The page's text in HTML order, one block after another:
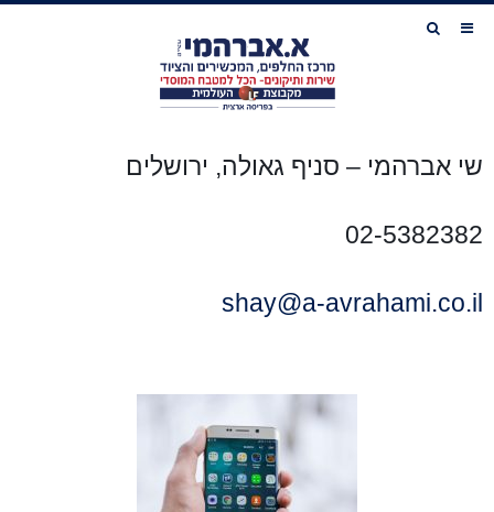
שי אברהמי – סניף גאולה, ירושלים
02-5382382
shay@a-avrahami.co.il